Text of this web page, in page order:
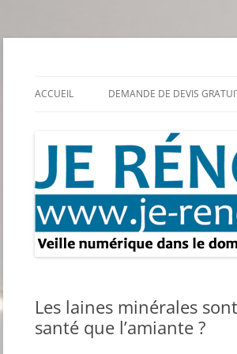
Aller
ACCUEIL DEMANDE DE DEVIS
Les laines minérales
santé que l’amiante ?